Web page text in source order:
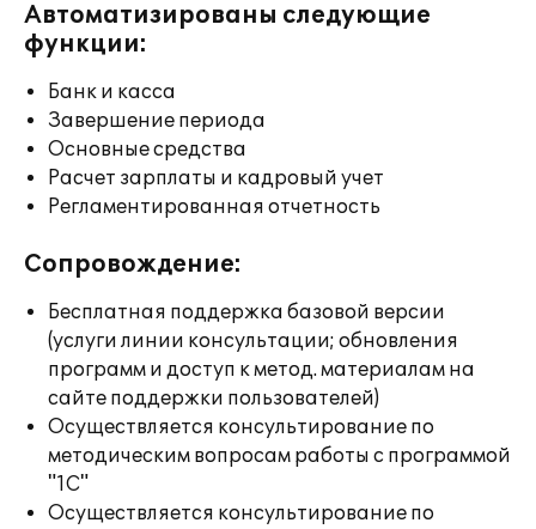
Автоматизированы следующие
функции:
Банк и касса
Завершение периода
Основные средства
Расчет зарплаты и кадровый учет
Регламентированная отчетность
Сопровождение:
Бесплатная поддержка базовой версии
(услуги линии консультации; обновления
программ и доступ к метод. материалам на
сайте поддержки пользователей)
Осуществляется консультирование по
методическим вопросам работы с программой
"1С"
Осуществляется консультирование по